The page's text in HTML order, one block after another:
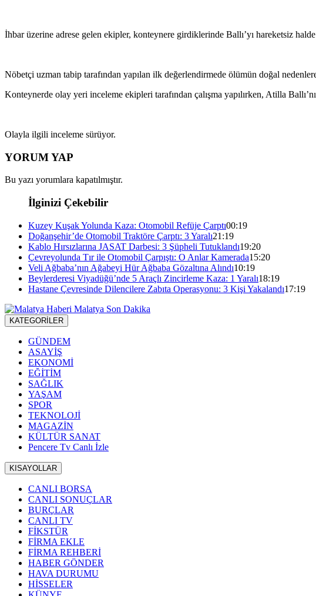
İhbar üzerine adrese gelen ekipler, konteynere girdiklerinde Ballı’yı hareketsiz
Nöbetçi uzman tabip tarafından yapılan ilk değerlendirmede ölümün doğal
Konteynerde olay yeri inceleme ekipleri tarafından çalışma yapılırken, Atilla
Olayla ilgili inceleme sürüyor.
YORUM YAP
Bu yazı yorumlara kapatılmıştır.
İlginizi Çekebilir
Kuzey Kuşak Yolunda Kaza: Otomobil Refüje Çarptı00:19
Doğanşehir’de Otomobil Traktöre Çarptı: 3 Yaralı21:19
Kablo Hırsızlarına JASAT Darbesi: 3 Şüpheli Tutuklandı19:20
Çevreyolunda Tır ile Otomobil Çarpıştı: O Anlar Kamerada15:20
Veli Ağbaba’nın Ağabeyi Hür Ağbaba Gözaltına Alındı10:19
Beylerderesi Viyadüğü’nde 5 Araçlı Zincirleme Kaza: 1 Yaralı18:19
Hastane Çevresinde Dilencilere Zabıta Operasyonu: 3 Kişi Yakalandı17:19
KATEGORİLER
GÜNDEM
ASAYİŞ
EKONOMİ
EĞİTİM
SAĞLIK
YAŞAM
SPOR
TEKNOLOJİ
MAGAZİN
KÜLTÜR SANAT
Pencere Tv Canlı İzle
KISAYOLLAR
CANLI BORSA
CANLI SONUÇLAR
BURÇLAR
CANLI TV
FİKSTÜR
FİRMA EKLE
FİRMA REHBERİ
HABER GÖNDER
HAVA DURUMU
HİSSELER